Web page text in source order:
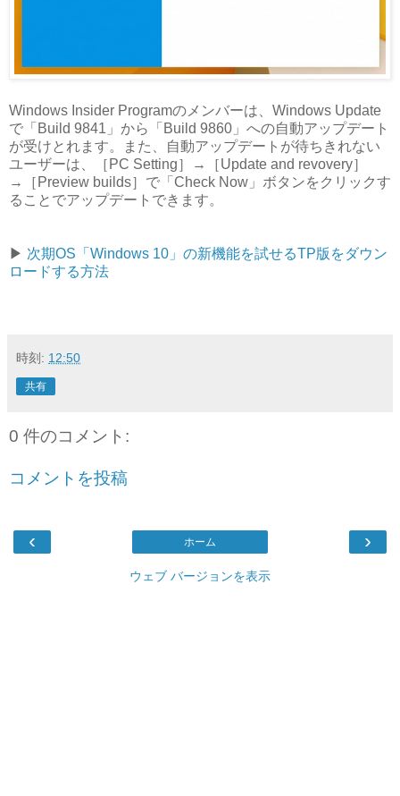
Windows Insider Programのメンバーは、Windows Update
で「Build 9841」から「Build 9860」への自動アップデート
が受けとれます。また、自動アップデートが待ちきれない
ユーザーは、［PC Setting］→［Update and revovery］
→［Preview builds］で「Check Now」ボタンをクリックす
ることでアップデートできます。
▶︎ 次期OS「Windows 10」の新機能を試せるTP版をダウン
ロードする方法
時刻: 12:50
共有
0 件のコメント:
コメントを投稿
‹ ›
ホーム
ウェブ バージョンを表示